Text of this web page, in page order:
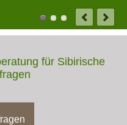
für Sibirische